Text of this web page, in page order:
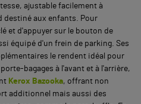
ajustable facilement à
destiné aux enfants. Pour
et d'appuyer sur le bouton de
équipé d'un frein de parking. Ses
le rendent idéal pour
bagages à l'avant et à l'arrière,
Kerox Bazooka, offrant non
additionnel mais aussi des